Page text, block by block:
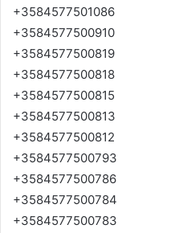
+3584577501086
+3584577500910
+3584577500819
+3584577500818
+3584577500815
+3584577500813
+3584577500812
+3584577500793
+3584577500786
+3584577500784
+3584577500783